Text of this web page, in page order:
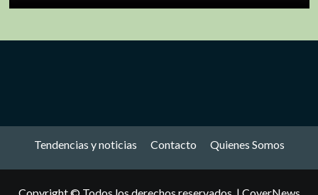
Tendencias y noticias Contacto Quienes Somos
Copyright © Todos los derechos reservados. | CoverNews